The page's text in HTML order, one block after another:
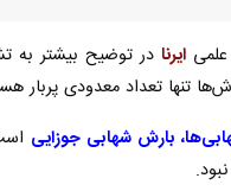
علمیایرنا
تنها تعداد معدودی پربار
بارش شهابی جوزایی